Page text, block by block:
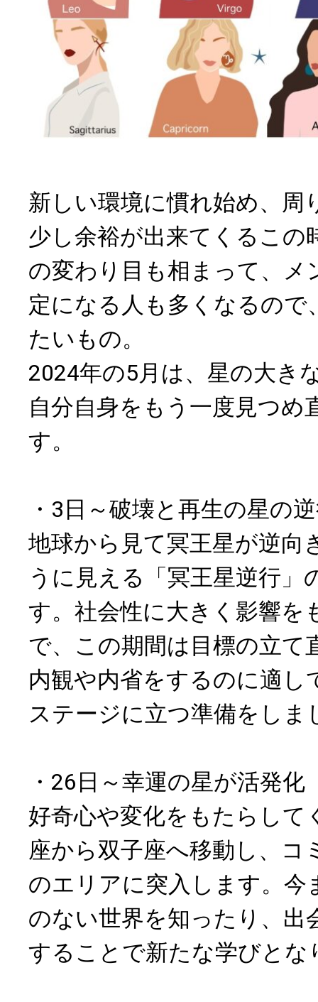
新しい環境に慣れ始め、周
少し余裕が出来てくるこの
の変わり目も相まって、メ
定になる人も多くなるので
たいもの。
2024年の5月は、星の大き
自分自身をもう一度見つめ
す。
・3日～破壊と再生の星の
地球から見て冥王星が逆向
うに見える「冥王星逆行」
す。社会性に大きく影響を
で、この期間は目標の立て
内観や内省をするのに適し
ステージに立つ準備をしま
・26日～幸運の星が活発化
好奇心や変化をもたらして
座から双子座へ移動し、コ
のエリアに突入します。今
のない世界を知ったり、出
することで新たな学びとな